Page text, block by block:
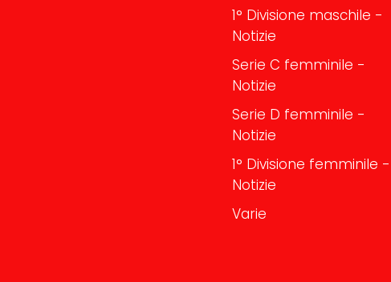
1° Divisione maschile -
Notizie
Serie C femminile -
Notizie
Serie D femminile -
Notizie
1° Divisione femminile -
Notizie
Varie